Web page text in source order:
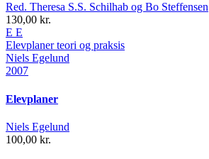
Red. Theresa S.S. Schilhab og Bo Steffensen
130,00 kr.
E E
Elevplaner teori og praksis
Niels Egelund
2007
Elevplaner
Niels Egelund
100,00 kr.